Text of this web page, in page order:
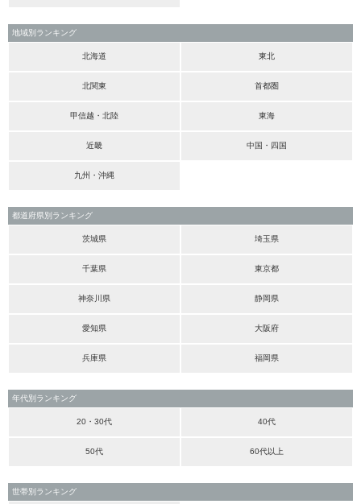
地域別ランキング
北海道 東北
北関東 首都圏
甲信越・北陸 東海
近畿 中国・四国
九州・沖縄
都道府県別ランキング
茨城県 埼玉県
千葉県 東京都
神奈川県 静岡県
愛知県 大阪府
兵庫県 福岡県
年代別ランキング
20・30代 40代
50代 60代以上
世帯別ランキング